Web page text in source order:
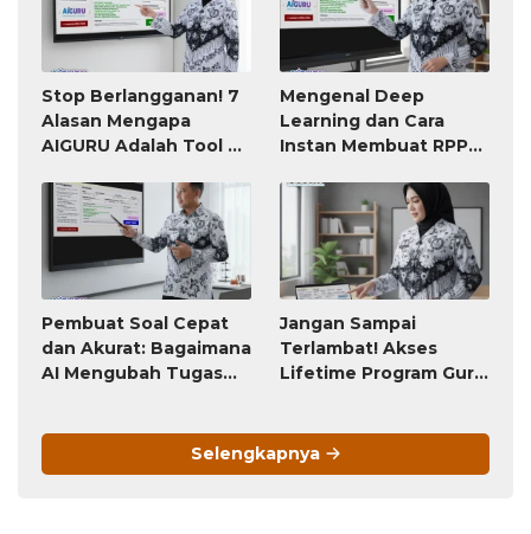
Stop Berlangganan! 7
Alasan Mengapa
AIGURU Adalah Tool AI
Worth It (Bayar 79
Ribu, Untung Seumur
Mengenal Deep
Learning dan Cara
Instan Membuat RPP
Pembuat Soal Cepat
dan Akurat: Bagaimana
AI Mengubah Tugas
Jangan Sampai
Terlambat! Akses
Lifetime Program Guru
Berubah Menjadi
Langganan Bulanan
Selengkapnya